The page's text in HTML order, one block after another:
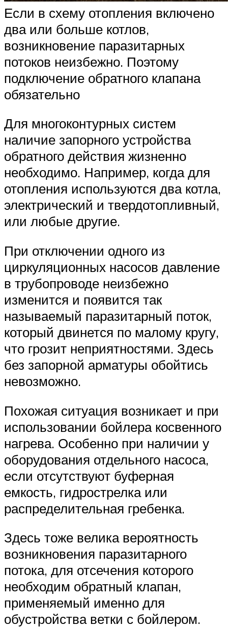
Если в схему отопления включено
два или больше котлов,
возникновение паразитарных
потоков неизбежно. Поэтому
подключение обратного клапана
обязательно
Для многоконтурных систем
наличие запорного устройства
обратного действия жизненно
необходимо. Например, когда для
отопления используются два котла,
электрический и твердотопливный,
или любые другие.
При отключении одного из
циркуляционных насосов давление
в трубопроводе неизбежно
изменится и появится так
называемый паразитарный поток,
который двинется по малому кругу,
что грозит неприятностями. Здесь
без запорной арматуры обойтись
невозможно.
Похожая ситуация возникает и при
использовании бойлера косвенного
нагрева. Особенно при наличии у
оборудования отдельного насоса,
если отсутствуют буферная
емкость, гидрострелка или
распределительная гребенка.
Здесь тоже велика вероятность
возникновения паразитарного
потока, для отсечения которого
необходим обратный клапан,
применяемый именно для
обустройства ветки с бойлером.